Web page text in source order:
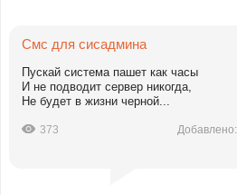
Смс для сисадмина
Пускай система пашет как часы
И не подводит сервер никогда,
Не будет в жизни черной...
373 Добавлено: